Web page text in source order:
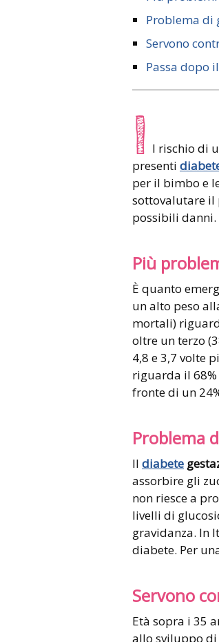
Problema di
Servono
Passa dopo
I l rischio di
presenti
per il bimbo e
sottovalutare il
possibili danni.
Più
È quanto
un alto peso
mortali)
oltre un terzo
4,8 e 3,7 volte
riguarda il 68%
fronte di un
Problema
Il diabete
assorbire gli
non riesce a
livelli di
gravidanza. In
diabete. Per
Servono
Età sopra i 35
allo sviluppo di